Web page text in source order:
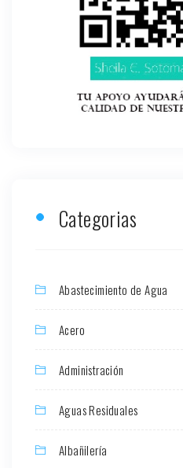
Categorias
Abastecimiento de Agua
Acero
Administración
Aguas Residuales
Albañilería